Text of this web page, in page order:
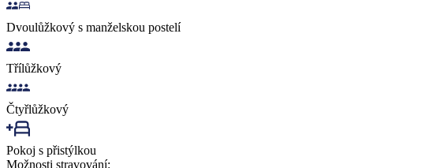
Dvoulůžkový s manželskou postelí
Třílůžkový
Čtyřlůžkový
Pokoj s přistýlkou
Možnosti stravování: